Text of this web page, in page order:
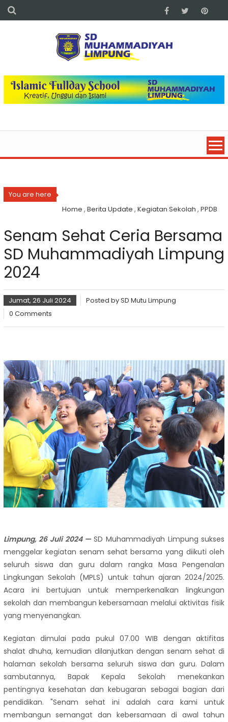
You are here
Home ,Berita Update ,Kegiatan Sekolah ,PPDB
Senam Sehat Ceria Bersama
SD Muhammadiyah Limpung
2024
Jumat, 26 Juli 2024 Posted bySD Mutu Limpung
0 Comments
Limpung,26 Juli 2024—SD Muhammadiyah Limpung sukses
menggelar kegiatan senam sehat bersama yang diikuti oleh
seluruh siswa dan guru dalam rangka Masa Pengenalan
Lingkungan Sekolah (MPLS) untuk tahun ajaran 2024/2025.
Acara ini bertujuan untuk memperkenalkan lingkungan
sekolah dan membangun kebersamaan melalui aktivitas fisik
yang menyenangkan.
Kegiatan dimulai pada pukul 07.00 WIB dengan aktifitas
shalat dhuha, kemudian dilanjutkan dengan senam sehat di
halaman sekolah bersama seluruh siswa dan guru. Dalam
sambutannya, Bapak Kepala Sekolah menekankan
pentingnya kesehatan dan kebugaran sebagai bagian dari
pendidikan. "Senam sehat ini adalah cara kami untuk
membangun semangat dan kebersamaan di awal tahun